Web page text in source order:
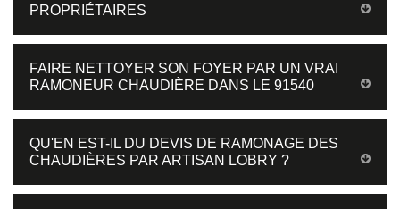
PROPRIÉTAIRES
FAIRE NETTOYER SON FOYER PAR UN VRAI
RAMONEUR CHAUDIÈRE DANS LE 91540
QU'EN EST-IL DU DEVIS DE RAMONAGE DES
CHAUDIÈRES PAR ARTISAN LOBRY ?